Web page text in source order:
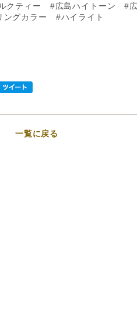
クティー #広島ハイトーン #広
グカラー #ハイライト
一覧に戻る